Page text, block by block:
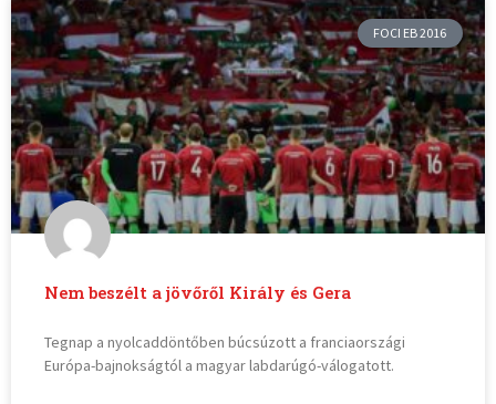
FOCI EB 2016
Nem beszélt a jövőről Király és Gera
Tegnap a nyolcaddöntőben búcsúzott a franciaországi
Európa-bajnokságtól a magyar labdarúgó-válogatott.